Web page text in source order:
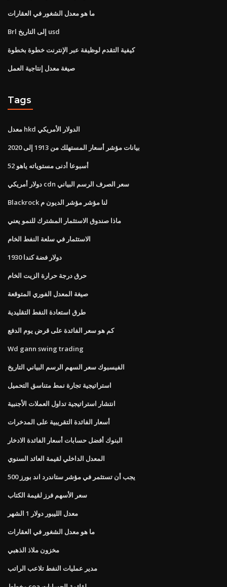
ما هو معدل الشغور في العقارات
Brl إلى التاريخ usd
كيفية التقدم لوظيفة عبر الإنترنت خطوة بخطوة
صيغة معدل إنتاجية العمل
Tags
معدل hkd الدولار الأمريكي
بيانات مؤشر أسعار المستهلك من 1913 إلى 2020
52 أسبوعا أدنى مستوياته ياهو
دولار أمريكي cdn سعر الصرف الرسم البياني
Blackrock لنا مؤشر مؤشر الديون م
ماذا صندوق الاستثمار المشترك للنمو يعني
الاستثمار في سلعة النفط الخام
1930 دولار فضة كندا
حرق درجة حرارة الزيت الخام
صيغة المعدل الفوري المتوقعة
طرق استعادة النفط التقليدية
كم هو سعر الفائدة على قرض يوم الدفع
Wd gann swing trading
الفيسبوك سعر السهم الرسم البياني التاريخ
استراتيجية تجارة نمط متناسق التحميل
انتشار استراتيجية تداول العملات الأجنبية
أسعار الفائدة التقريبية على المدخرات
البنوك أفضل حسابات أسعار الفائدة الادخار
المعدل الداخلي لقيمة العائد السنوي
يجب أن تستثمر في مؤشر ستاندرد اند بورز 500
سعر الأسهم فرز لقيمة الكتاب
معدل الليبور دولار 1 الشهر
ما هو معدل الشغور في العقارات
مخزون ملاذ الذهبي
مدير عمليات النفط تلاعب الراتب